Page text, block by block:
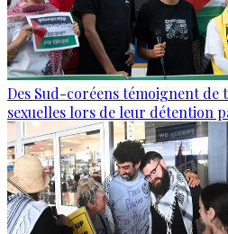
Des Sud-coréens témoignent de
sexuelles lors de leur détention